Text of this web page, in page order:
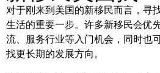
对于刚来到美国的新移民而言，寻
生活的重要一步。许多新移民会优
流、服务行业等入门机会，同时也
找更长期的发展方向。